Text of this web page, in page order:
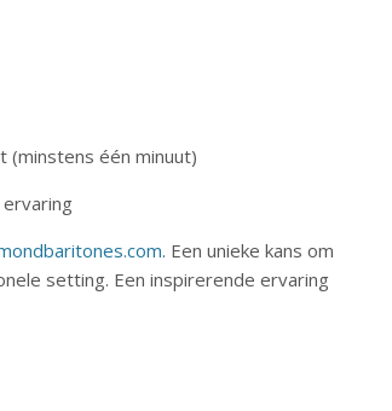
één minuut)
. Een unieke kans om
setting. Een inspirerende ervaring